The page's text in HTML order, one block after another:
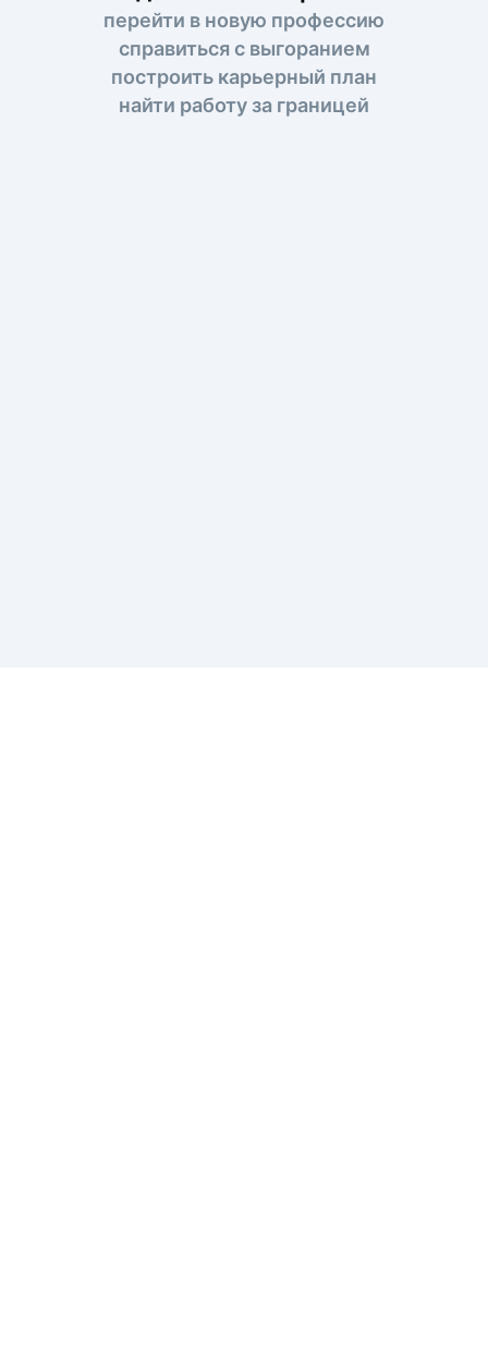
перейти в новую профессию
справиться с выгоранием
построить карьерный план
найти работу за границей